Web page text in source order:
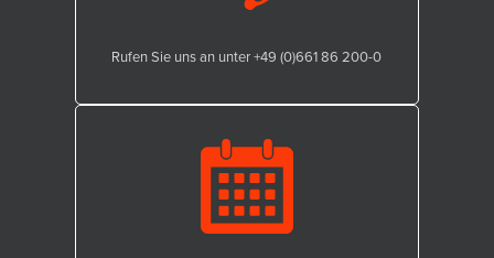
Rufen Sie uns an unter +49 (0)661 86 200-0